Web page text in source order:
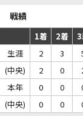
戦績
1着 2着
生涯
2 3
(中央)
2 0
本年
0 0
(中央)
0 0